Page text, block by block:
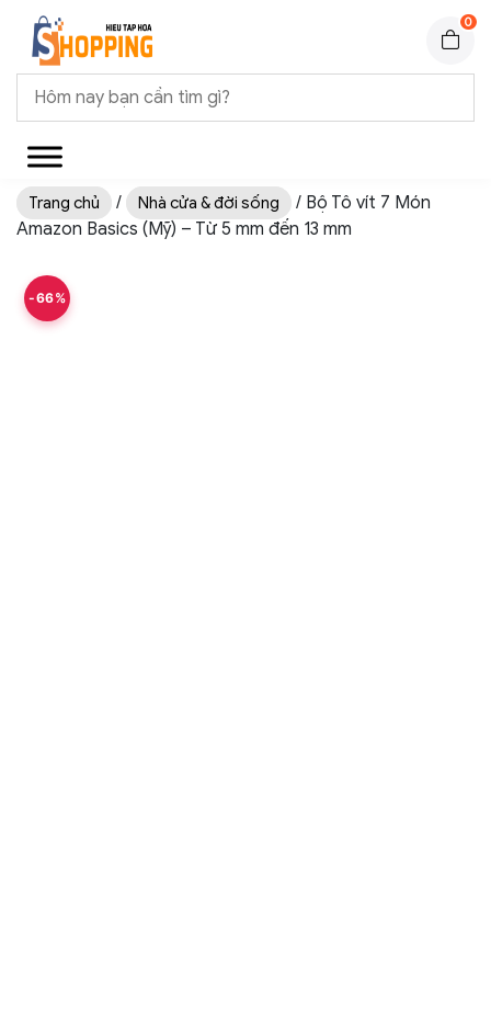
0
Trang chủ / Nhà cửa & đời sống
/ Bộ Tô vít 7 Món
Amazon Basics (Mỹ) – Từ 5 mm đến 13 mm
-66%